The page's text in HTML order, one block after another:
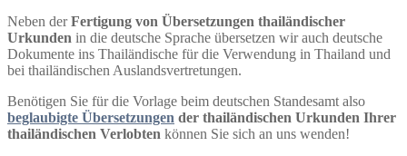
Neben derFertigung von Übersetzungen thailändischer
Urkunden in die deutsche Sprache übersetzen wir auch deutsche
Dokumente ins Thailändische für die Verwendung in Thailand und
bei thailändischen Auslandsvertretungen.
Benötigen Sie für die Vorlage beim deutschen Standesamt also
beglaubigte Übersetzungen der thailändischen Urkunden Ihrer
thailändischen Verlobten können Sie sich an uns wenden!